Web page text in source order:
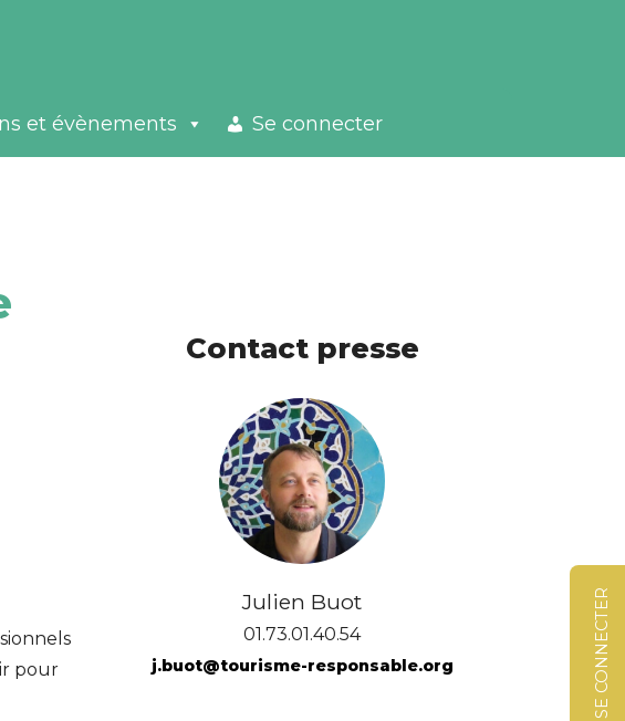
SE CONNECTER
et évènements Se connecter
pour
Contact presse
Julien Buot
01.73.01.40.54
j.buot@tourisme-responsable.org